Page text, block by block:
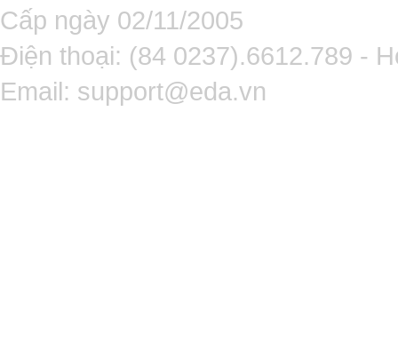
Cấp ngày 02/11/2005
Điện thoại: (84 0237).6612.789 -
Email: support@eda.vn